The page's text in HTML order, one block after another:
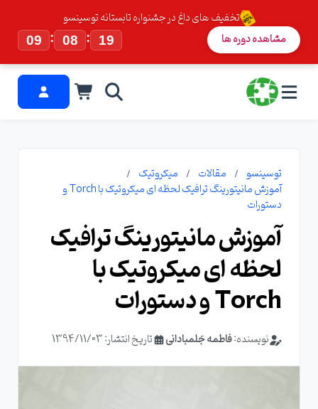
تخفیف های داغ در جشنواره تابستانه توسینسو
09
: 08 : 18 مشاهده دوره ها
توسینسو مقالات
میکروتیک
آموزش مانیتورینگ ترافیک لحظه ای میکروتیک با Torch و
دستورات
آموزش مانیتورینگ ترافیک
لحظه ای میکروتیک با
Torch و دستورات
نویسنده:فاطمه جَلمبادانی تاریخ انتشار: 1394/11/03